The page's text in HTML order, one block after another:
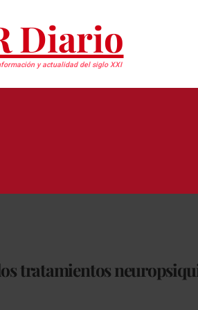
Diario
y actualidad del siglo XXI
tratamientos